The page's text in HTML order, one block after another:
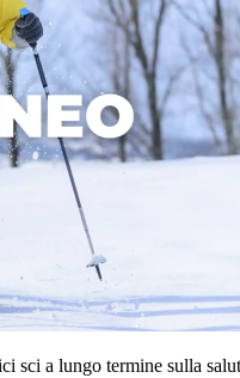
a lungo termine sulla